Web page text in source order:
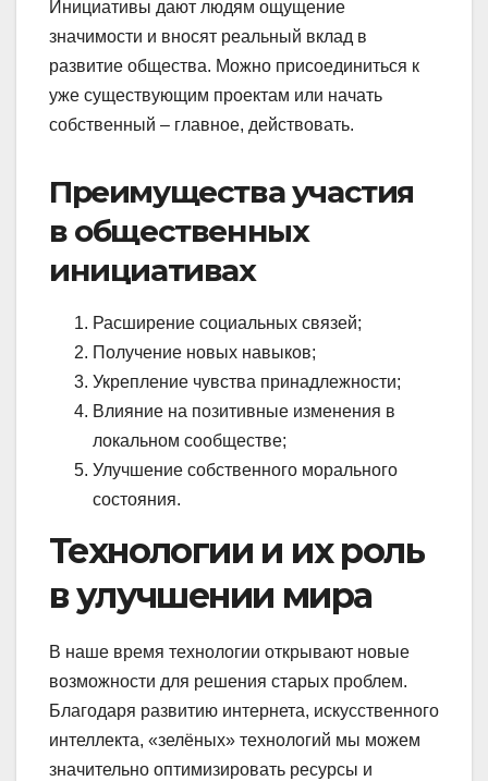
Инициативы дают людям ощущение
значимости и вносят реальный вклад в
развитие общества. Можно присоединиться к
уже существующим проектам или начать
собственный – главное, действовать.
Преимущества участия
в общественных
инициативах
Расширение социальных связей;
Получение новых навыков;
Укрепление чувства принадлежности;
Влияние на позитивные изменения в
локальном сообществе;
Улучшение собственного морального
состояния.
Технологии и их роль
в улучшении мира
В наше время технологии открывают новые
возможности для решения старых проблем.
Благодаря развитию интернета, искусственного
интеллекта, «зелёных» технологий мы можем
значительно оптимизировать ресурсы и